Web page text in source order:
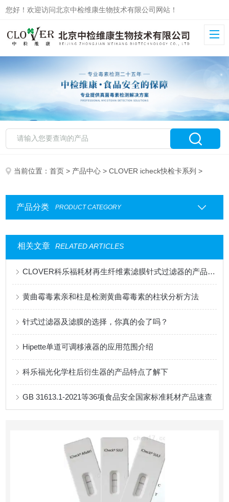
您好！欢迎访问北京中检维康生物技术有限公司网站！
当前位置：首页 > 产品中心 >CLOVER icheck快检卡系列 >
产品分类 PRODUCT CATEGORY
相关文章 RELATED ARTICLES
CLOVER科乐福耗材再生纤维素滤膜针式过滤器的产品讲述
黄曲霉毒素亲和柱是检测黄曲霉毒素的柱状分析方法
针式过滤器及滤膜的选择，你真的会了吗？
Hipette单道可调移液器的应用范围介绍
科乐福光化学柱后衍生器的产品特点了解下
GB 31613.1-2021等36项食品安全国家标准耗材产品速查